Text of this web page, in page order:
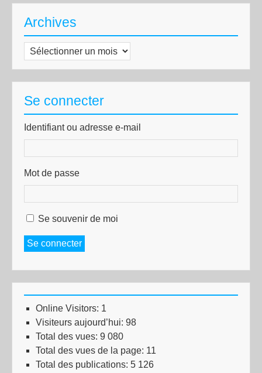
Archives
Archives
Se connecter
Identifiant ou adresse e-mail
Mot de passe
Se souvenir de moi
Se connecter
Online Visitors: 1
Visiteurs aujourd’hui: 98
Total des vues: 9 080
Total des vues de la page: 11
Total des publications: 5 126